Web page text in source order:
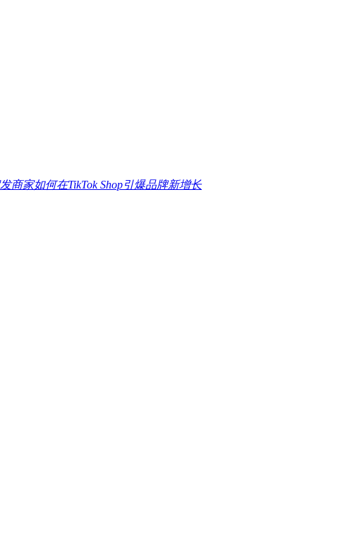
商家如何在TikTok Shop引爆品牌新增长